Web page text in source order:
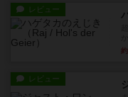
レビュー
レビュー